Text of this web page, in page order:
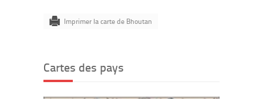
Imprimer la carte de Bhoutan
Cartes des pays